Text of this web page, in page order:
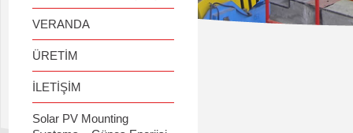
VERANDA
ÜRETİM
İLETİŞİM
Solar PV Mounting